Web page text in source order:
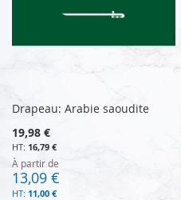
Drapeau: Arabie saoudite
19,98 €
16,79 €
À partir de
13,09 €
11,00 €